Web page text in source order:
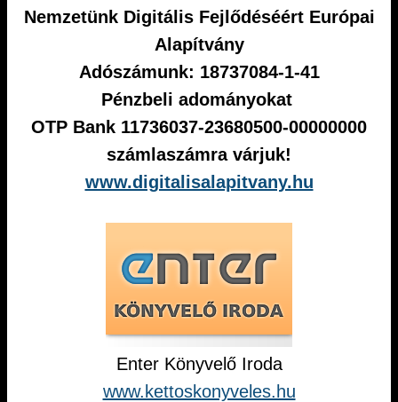
Nemzetünk Digitális Fejlődéséért Európai
Alapítvány
Adószámunk: 18737084-1-41
Pénzbeli adományokat
OTP Bank 11736037-23680500-00000000
számlaszámra várjuk!
www.digitalisalapitvany.hu
Enter Könyvelő Iroda
www.kettoskonyveles.hu